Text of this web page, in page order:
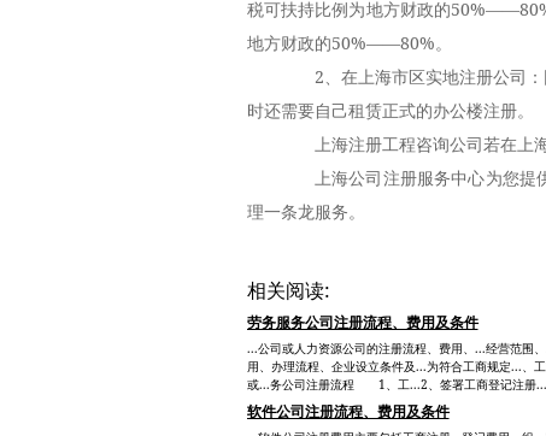
税可扶持比例为地方财政的
地方财政的50%——80%。
2、在上海市区实地注册公司：
时还需要自己租赁正式的办公楼注册。
上海注册工程咨询公司若在上海
上海公司注册服务中心为您提
理一条龙服务。
相关阅读:
劳务服务公司注册流程、费用及条件
...公司或人力资源公司的注册流程、费用、...经营范围
用、办理流程、企业设立条件及...为符合工商规定...、
或...务公司注册流程 1、工...2、签署工商登记注册
软件公司注册流程、费用及条件